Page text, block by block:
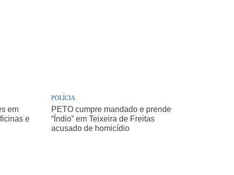
em
e
POLÍCIA
PETO cumpre mandado e prende
“Índio” em Teixeira de Freitas
acusado de homicídio